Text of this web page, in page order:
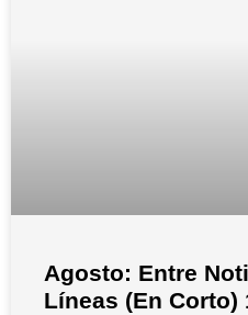
Agosto: Entre
Líneas (En Corto)